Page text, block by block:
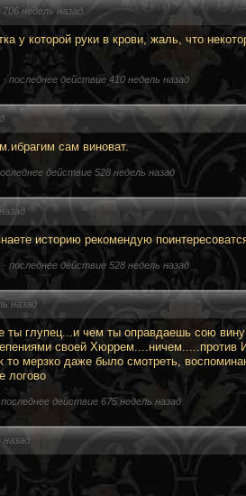
706 недель назад
у которой руки в крови, жаль, что
· последнее действие 410 недель назад
сам виноват.
действие 528 недель назад
историю рекомендую
· последнее действие 528 недель назад
назад
ты глупец...и чем ты оправдаешь сою
своей Хюррем....ничем.....против
мерзко даже было смотреть,
логово
последнее действие 675 недель назад
назад